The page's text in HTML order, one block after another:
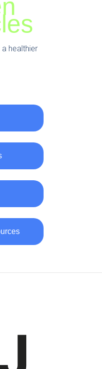
healthier